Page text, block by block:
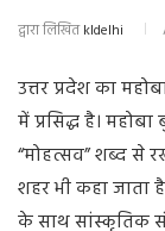
द्वारा लिखितkldelhi
उत्तर प्रदेश का
में प्रसिद्ध है।
“मोहत्सव” शब्द से
शहर भी कहा जाता
के साथ सांस्कृतिक